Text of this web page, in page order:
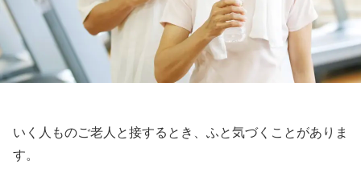
いく人ものご老人と接するとき、ふと気づくことがありま
す。